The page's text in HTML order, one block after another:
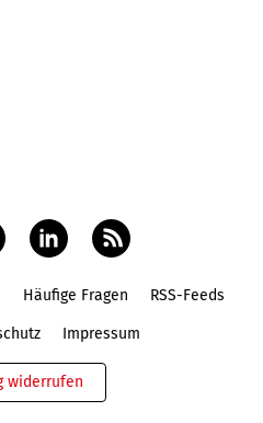
Häufige Fragen RSS-Feeds
Impressum
widerrufen